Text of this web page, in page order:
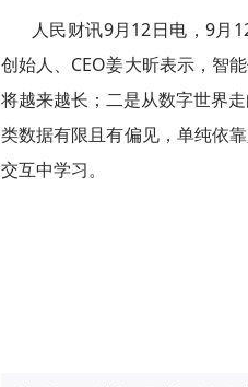
人民财讯9月12日电，9月
创始人、CEO姜大昕表示，智
将越来越长；二是从数字世界
类数据有限且有偏见，单纯依
交互中学习。